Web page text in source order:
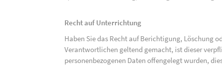
Recht auf Unterrichtung
Haben Sie das Recht auf Berichtigung, Löschung
Verantwortlichen geltend gemacht, ist dieser
personenbezogenen Daten offengelegt wurden,